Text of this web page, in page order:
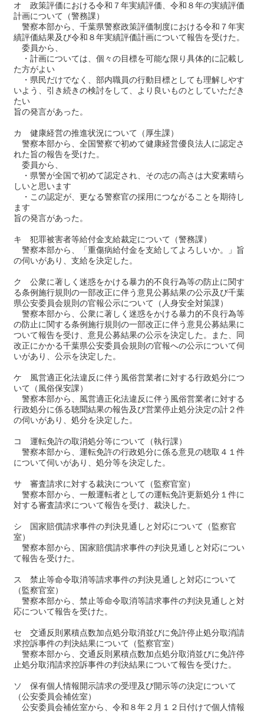
オ 政策評価における令和７年実績評価、令和８年の実績評価
計画について（警務課）
警察本部から、千葉県警察政策評価制度における令和７年実
績評価結果及び令和８年実績評価計画について報告を受けた。
委員から、
・計画については、個々の目標を可能な限り具体的に記載し
た方がよい
・県民だけでなく、部内職員の行動目標としても理解しやす
いよう、引き続きの検討をして、より良いものとしていただき
たい
旨の発言があった。
カ 健康経営の推進状況について（厚生課）
警察本部から、全国警察で初めて健康経営優良法人に認定さ
れた旨の報告を受けた。
委員から、
・県警が全国で初めて認定され、その志の高さは大変素晴ら
しいと思います
・この認定が、更なる警察官の採用につながることを期待し
ます
旨の発言があった。
キ 犯罪被害者等給付金支給裁定について（警務課）
警察本部から、「重傷病給付金を支給してよろしいか。」旨
の伺いがあり、支給を決定した。
ク 公衆に著しく迷惑をかける暴力的不良行為等の防止に関す
る条例施行規則の一部改正に伴う意見公募結果の公示及び千葉
県公安委員会規則の官報公示について（人身安全対策課）
警察本部から、公衆に著しく迷惑をかける暴力的不良行為等
の防止に関する条例施行規則の一部改正に伴う意見公募結果に
ついて報告を受け、意見公募結果の公示を決定した。また、同
改正にかかる千葉県公安委員会規則の官報への公示について伺
いがあり、公示を決定した。
ケ 風営適正化法違反に伴う風俗営業者に対する行政処分につ
いて（風俗保安課）
警察本部から、風営適正化法違反に伴う風俗営業者に対する
行政処分に係る聴聞結果の報告及び営業停止処分決定の計２件
の伺いがあり、処分を決定した。
コ 運転免許の取消処分等について（執行課）
警察本部から、運転免許の行政処分に係る意見の聴取４１件
について伺いがあり、処分等を決定した。
サ 審査請求に対する裁決について（監察官室）
警察本部から、一般運転者としての運転免許更新処分１件に
対する審査請求について報告を受け、裁決した。
シ 国家賠償請求事件の判決見通しと対応について（監察官
室）
警察本部から、国家賠償請求事件の判決見通しと対応につい
て報告を受けた。
ス 禁止等命令取消等請求事件の判決見通しと対応について
（監察官室）
警察本部から、禁止等命令取消等請求事件の判決見通しと対
応について報告を受けた。
セ 交通反則累積点数加点処分取消並びに免許停止処分取消請
求控訴事件の判決結果について（監察官室）
警察本部から、交通反則累積点数加点処分取消並びに免許停
止処分取消請求控訴事件の判決結果について報告を受けた。
ソ 保有個人情報開示請求の受理及び開示等の決定について
（公安委員会補佐室）
公安委員会補佐室から、令和８年２月１２日付けで個人情報